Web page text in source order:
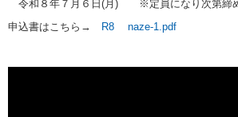
令和８年７月６日( 月 ) ※ 定員になり次第締
申込書はこちら→
R8 naze-1.pdf